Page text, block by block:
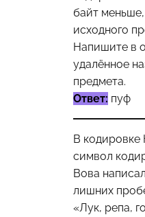
байт
исходного
Напишите в
удалённое
предмета.
Ответ: пуф
В
символ
Вова
лишних
«Лук, репа,